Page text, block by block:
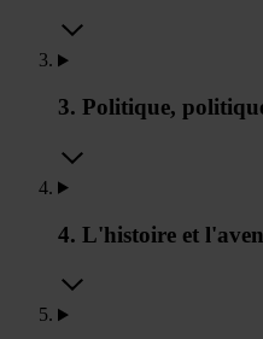
3. Politique,
4. L'histoire et